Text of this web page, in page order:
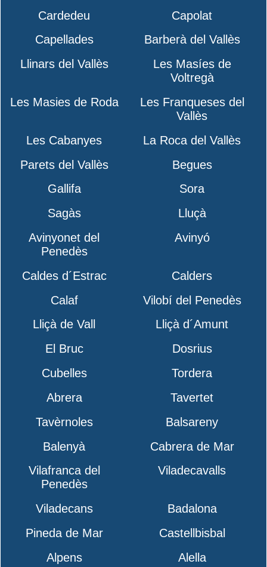
Cardedeu
Capolat
Capellades
Barberà del Vallès
Llinars del Vallès
Les Masíes de
Voltregà
Les Masies de Roda
Les Franqueses del
Vallès
Les Cabanyes
La Roca del Vallès
Parets del Vallès
Begues
Gallifa
Sora
Sagàs
Lluçà
Avinyonet del
Penedès
Avinyó
Caldes d´Estrac
Calders
Calaf
Vilobí del Penedès
Lliçà de Vall
Lliçà d´Amunt
El Bruc
Dosrius
Cubelles
Tordera
Abrera
Tavertet
Tavèrnoles
Balsareny
Balenyà
Cabrera de Mar
Vilafranca del
Penedès
Viladecavalls
Viladecans
Badalona
Pineda de Mar
Castellbisbal
Alpens
Alella